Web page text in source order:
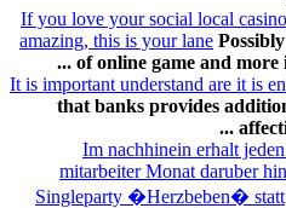
If you love your social local
amazing, this is your lane
of online game and more
It is important understand are it is
that banks provides
Im nachhinein erhalt
mitarbeiter Monat daruber
Singleparty �Herzbeben� statt